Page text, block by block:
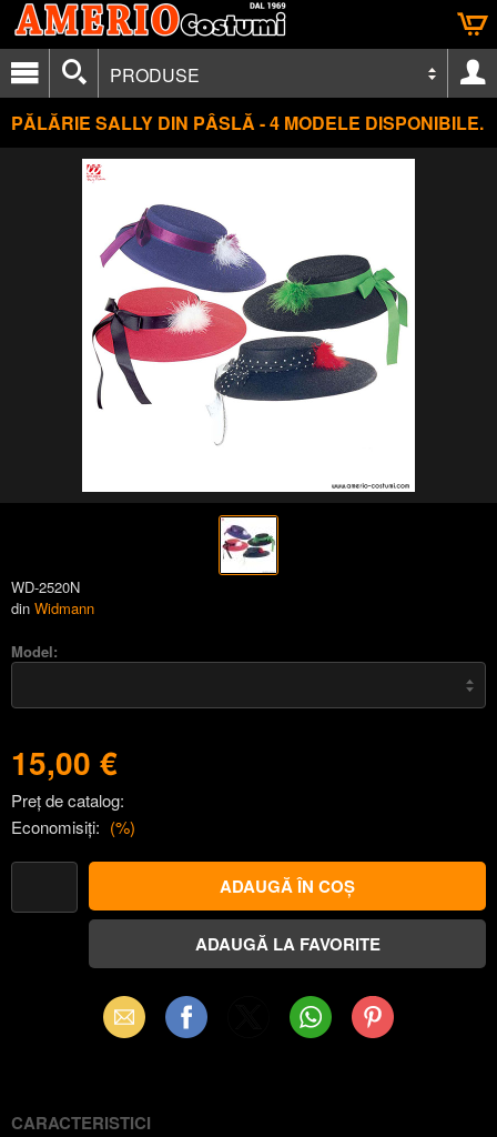
PRODUSE
PĂLĂRIE SALLY DIN PÂSLĂ - 4 MODELE DISPONIBILE.
WD-2520N
din Widmann
Model:
15,00 €
Preț de catalog:
Economisiți: (%)
Email Facebook WhatsAppPinterest
CARACTERISTICI